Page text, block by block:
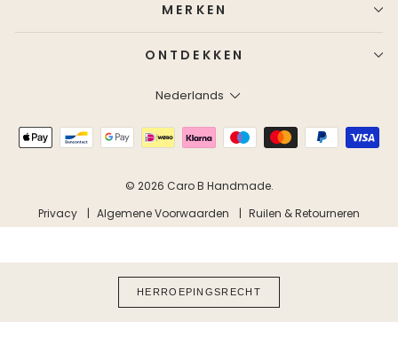
MERKEN
ONTDEKKEN
Taal
Nederlands
© 2026 Caro B Handmade.
Privacy
Algemene Voorwaarden Ruilen & Retourneren
HERROEPINGSRECHT